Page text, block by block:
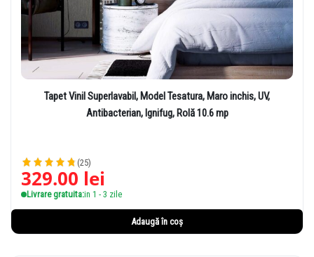
Tapet Vinil Superlavabil, Model Tesatura, Maro inchis, UV,
Antibacterian, Ignifug, Rolă 10.6 mp
(25)
329.00 lei
Livrare gratuita:in 1 - 3 zile
Adaugă în coș